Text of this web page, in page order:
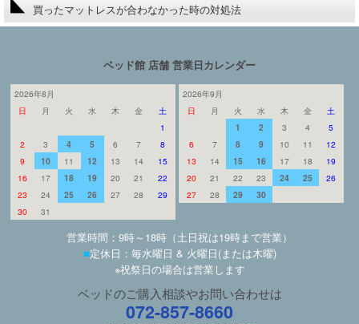
買ったマットレスが合わなかった時の対処法
ベッド館 店舗 営業日カレンダー
2026年8月
日
月 火 水 木 金
土
1
2
3 4 5 6 7
8
9
10 11 12 13 14
15
16
17 18 19 20 21
22
23
24 25 26 27 28
29
30
31
2026年9月
日
月 火 水 木 金
土
1
2 3 4
5
6
7 8 9 10 11
12
13
14 15 16 17 18
19
20
21 22 23 24 25
26
27
28 29 30
営業時間：9時～18時（土日祝は19時まで営業）
■定休日：毎水曜日 & 火曜日(または木曜)
※祝祭日の場合は営業します
ベッドのご購入相談やお問い合わせは
072-857-8660